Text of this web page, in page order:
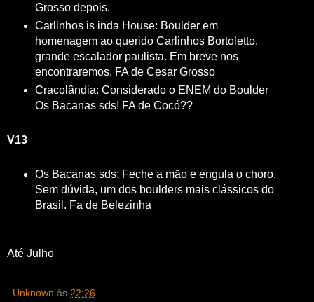
Grosso depois.
Carlinhos is inda House: Boulder em
homenagem ao querido Carlinhos Bortoletto,
grande escalador paulista. Em breve nos
encontraremos. FA de Cesar Grosso
Cracolândia: Considerado o ENEM do Boulder
Os Bacanas sds! FA de Cocó??
V13
Os Bacanas sds: Feche a mão e engula o choro.
Sem dúvida, um dos boulders mais clássicos do
Brasil. Fa de Belezinha
Até Julho
Unknown às 22:26